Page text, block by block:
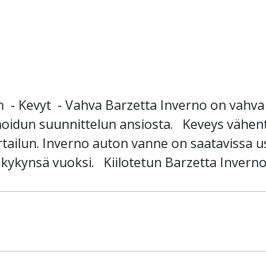
Kevyt - Vahva Barzetta Inverno on
suunnittelun ansiosta. Keveys
Inverno auton vanne on saatavissa
vuoksi. Kiilotetun Barzetta